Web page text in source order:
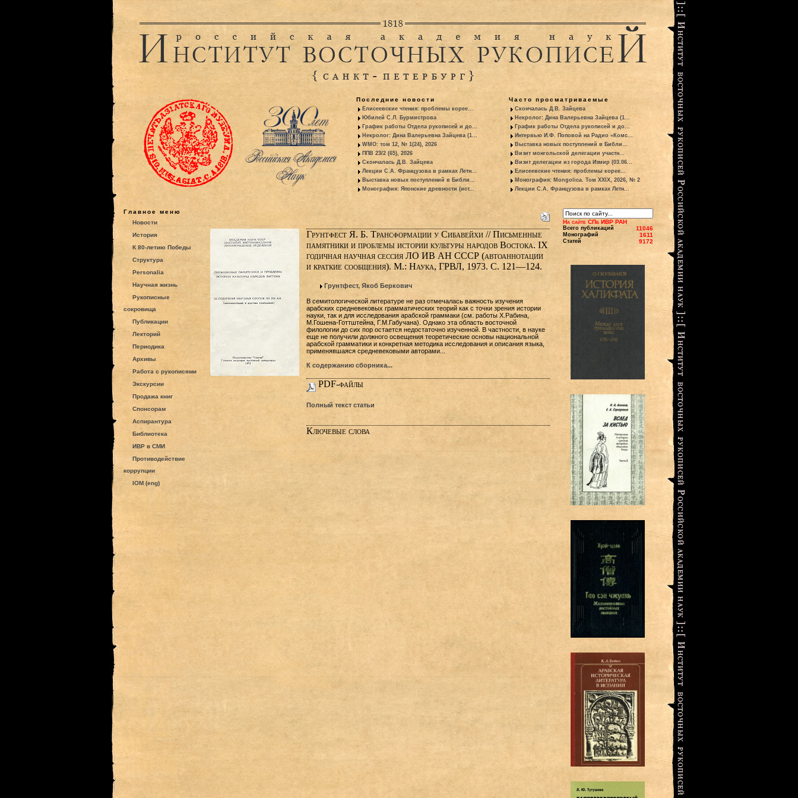
Последние новости
Елисеевские чтения: проблемы корее...
Юбилей С.Л. Бурмистрова
График работы Отдела рукописей и до...
Некролог: Дина Валерьевна Зайцева (1...
WMO: том 12, № 1(24), 2026
ППВ 23/2 (65), 2026
Скончалась Д.В. Зайцева
Лекции С.А. Французова в рамках Летн...
Выставка новых поступлений в Библи...
Монография: Японские древности (ист...
Часто просматриваемые
Скончалась Д.В. Зайцева
Некролог: Дина Валерьевна Зайцева (1...
График работы Отдела рукописей и до...
Интервью И.Ф. Поповой на Радио «Комс...
Выставка новых поступлений в Библи...
Визит монгольской делегации участн...
Визит делегации из города Измир (03.06...
Елисеевские чтения: проблемы корее...
Монография: Mongolica. Том XXIX, 2026, № 2
Лекции С.А. Французова в рамках Летн...
Главное меню
Новости
История
К 80-летию Победы
Структура
Personalia
Научная жизнь
Рукописные
сокровища
Публикации
Лекторий
Периодика
Архивы
Работа с рукописями
Экскурсии
Продажа книг
Спонсорам
Аспирантура
Библиотека
ИВР в СМИ
Противодействие
коррупции
IOM (eng)
Грунтфест Я. Б. Трансформации у Сибавейхи // Письменные
памятники и проблемы истории культуры народов Востока. IX
годичная научная сессия ЛО ИВ АН СССР (автоаннотации
и краткие сообщения). М.: Наука, ГРВЛ, 1973. С. 121—124.
Грунтфест, Якоб Беркович
В семитологической литературе не раз отмечалась важность изучения
арабских средневековых грамматических теорий как с точки зрения истории
науки, так и для исследования арабской граммаки (см. работы X.Рабина,
М.Гошена-Готтштейна, Г.М.Габучана). Однако эта область восточной
филологии до сих пор остается недостаточно изученной. В частности, в науке
еще не получили должного освещения теоретические основы национальной
арабской грамматики и конкретная методика исследования и описания языка,
применявшаяся средневековыми авторами...
К содержанию сборника...
PDF-файлы
Полный текст статьи
Ключевые слова
На сайте СПб ИВР РАН
Всего публикаций 11046
Монографий 1611
Статей 9172